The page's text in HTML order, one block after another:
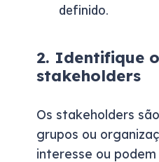
definido.
2. Identifique
stakeholders
Os stakeholders
grupos ou
interesse ou